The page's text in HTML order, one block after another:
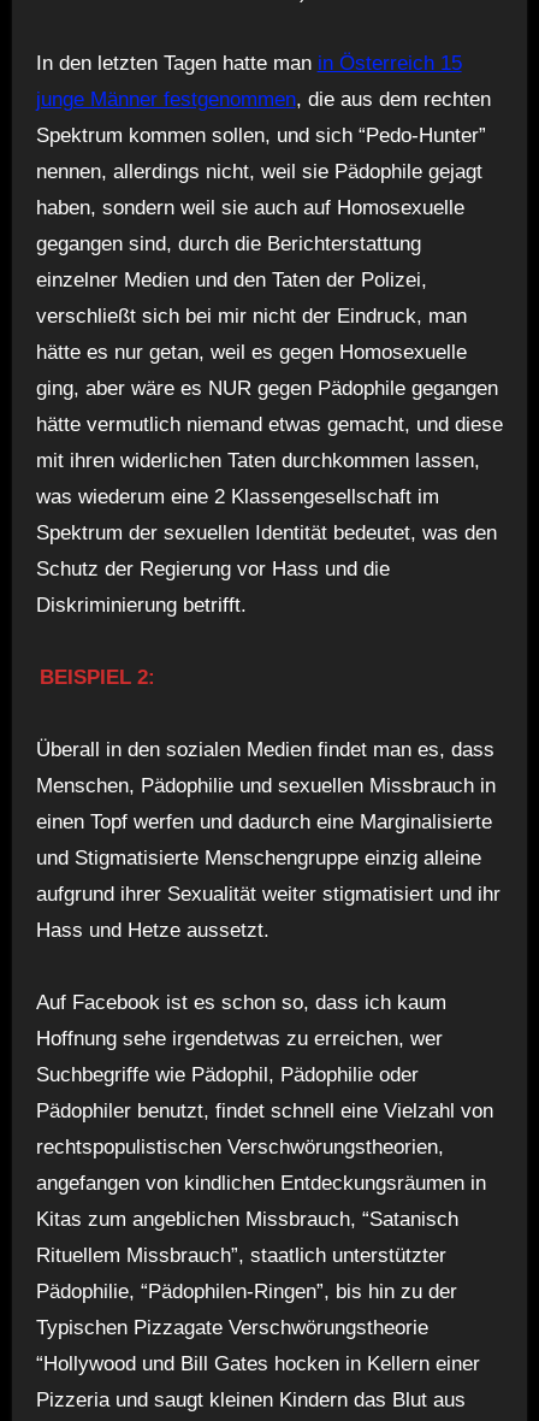
In den letzten Tagen hatte man in Österreich 15
junge Männer festgenommen, die aus dem rechten
Spektrum kommen sollen, und sich “Pedo-Hunter”
nennen, allerdings nicht, weil sie Pädophile gejagt
haben, sondern weil sie auch auf Homosexuelle
gegangen sind, durch die Berichterstattung
einzelner Medien und den Taten der Polizei,
verschließt sich bei mir nicht der Eindruck, man
hätte es nur getan, weil es gegen Homosexuelle
ging, aber wäre es NUR gegen Pädophile gegangen
hätte vermutlich niemand etwas gemacht, und diese
mit ihren widerlichen Taten durchkommen lassen,
was wiederum eine 2 Klassengesellschaft im
Spektrum der sexuellen Identität bedeutet, was den
Schutz der Regierung vor Hass und die
Diskriminierung betrifft.
BEISPIEL 2:
Überall in den sozialen Medien findet man es, dass
Menschen, Pädophilie und sexuellen Missbrauch in
einen Topf werfen und dadurch eine Marginalisierte
und Stigmatisierte Menschengruppe einzig alleine
aufgrund ihrer Sexualität weiter stigmatisiert und ihr
Hass und Hetze aussetzt.
Auf Facebook ist es schon so, dass ich kaum
Hoffnung sehe irgendetwas zu erreichen, wer
Suchbegriffe wie Pädophil, Pädophilie oder
Pädophiler benutzt, findet schnell eine Vielzahl von
rechtspopulistischen Verschwörungstheorien,
angefangen von kindlichen Entdeckungsräumen in
Kitas zum angeblichen Missbrauch, “Satanisch
Rituellem Missbrauch”, staatlich unterstützter
Pädophilie, “Pädophilen-Ringen”, bis hin zu der
Typischen Pizzagate Verschwörungstheorie
“Hollywood und Bill Gates hocken in Kellern einer
Pizzeria und saugt kleinen Kindern das Blut aus